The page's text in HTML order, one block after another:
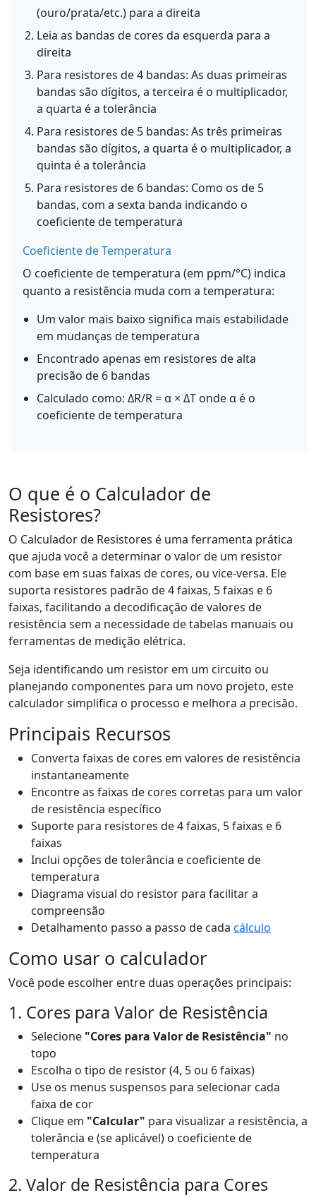
(ouro/prata/etc.) para a direita
Leia as bandas de cores da esquerda para a
direita
Para resistores de 4 bandas: As duas primeiras
bandas são dígitos, a terceira é o multiplicador,
a quarta é a tolerância
Para resistores de 5 bandas: As três primeiras
bandas são dígitos, a quarta é o multiplicador, a
quinta é a tolerância
Para resistores de 6 bandas: Como os de 5
bandas, com a sexta banda indicando o
coeficiente de temperatura
Coeficiente de Temperatura
O coeficiente de temperatura (em ppm/°C) indica
quanto a resistência muda com a temperatura:
Um valor mais baixo significa mais estabilidade
em mudanças de temperatura
Encontrado apenas em resistores de alta
precisão de 6 bandas
Calculado como: ΔR/R = α × ΔT onde α é o
coeficiente de temperatura
O que é o Calculador de
Resistores?
O Calculador de Resistores é uma ferramenta prática
que ajuda você a determinar o valor de um resistor
com base em suas faixas de cores, ou vice-versa. Ele
suporta resistores padrão de 4 faixas, 5 faixas e 6
faixas, facilitando a decodificação de valores de
resistência sem a necessidade de tabelas manuais ou
ferramentas de medição elétrica.
Seja identificando um resistor em um circuito ou
planejando componentes para um novo projeto, este
calculador simplifica o processo e melhora a precisão.
Principais Recursos
Converta faixas de cores em valores de resistência
instantaneamente
Encontre as faixas de cores corretas para um valor
de resistência específico
Suporte para resistores de 4 faixas, 5 faixas e 6
faixas
Inclui opções de tolerância e coeficiente de
temperatura
Diagrama visual do resistor para facilitar a
compreensão
Detalhamento passo a passo de cada cálculo
Como usar o calculador
Você pode escolher entre duas operações principais:
1. Cores para Valor de Resistência
Selecione "Cores para Valor de Resistência" no
topo
Escolha o tipo de resistor (4, 5 ou 6 faixas)
Use os menus suspensos para selecionar cada
faixa de cor
Clique em "Calcular" para visualizar a resistência, a
tolerância e (se aplicável) o coeficiente de
temperatura
2. Valor de Resistência para Cores